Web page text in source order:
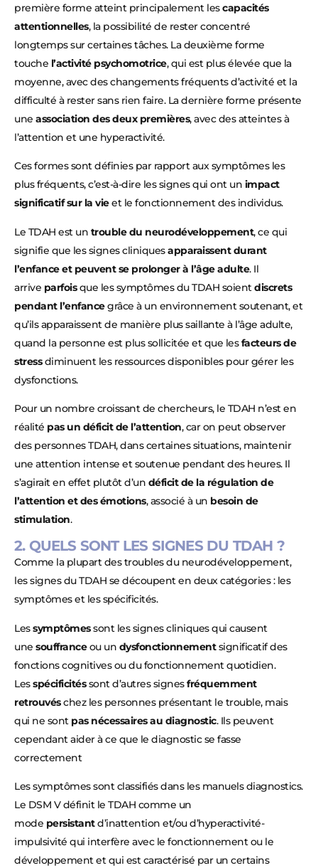
première forme atteint principalement lescapacités
attentionnelles, la possibilité de rester concentré
longtemps sur certaines tâches. La deuxième forme
touche l’activité psychomotrice, qui est plus élevée que la
moyenne, avec des changements fréquents d’activité et la
difficulté à rester sans rien faire. La dernière forme présente
une association des deux premières, avec des atteintes à
l’attention et une hyperactivité.
Ces formes sont définies par rapport aux symptômes les
plus fréquents, c’est-à-dire les signes qui ont un impact
significatif sur la vieet le fonctionnement des individus.
Le TDAH est un trouble du neurodéveloppement, ce qui
signifie que les signes cliniquesapparaissent durant
l’enfance et peuvent se prolonger à l’âge adulte. Il
arrive parfoisque les symptômes du TDAH soient discrets
pendant l’enfancegrâce à un environnement soutenant, et
qu’ils apparaissent de manière plus saillante à l’âge adulte,
quand la personne est plus sollicitée et que lesfacteurs de
stressdiminuent les ressources disponibles pour gérer les
dysfonctions.
Pour un nombre croissant de chercheurs, le TDAH n’est en
réalité pas un déficit de l’attention, car on peut observer
des personnes TDAH, dans certaines situations, maintenir
une attention intense et soutenue pendant des heures. Il
s’agirait en effet plutôt d’un déficit de la régulation de
l’attention et des émotions, associé à un besoin de
stimulation.
2. QUELS SONT LES SIGNES DU TDAH ?
Comme la plupart des troubles du neurodéveloppement,
les signes du TDAH se découpent en deux catégories : les
symptômes et les spécificités.
Lessymptômessont les signes cliniques qui causent
une souffranceou un dysfonctionnementsignificatif des
fonctions cognitives ou du fonctionnement quotidien.
Lesspécificitéssont d’autres signesfréquemment
retrouvéschez les personnes présentant le trouble, mais
qui ne sont pas nécessaires au diagnostic. Ils peuvent
cependant aider à ce que le diagnostic se fasse
correctement
Les symptômes sont classifiés dans les manuels diagnostics.
Le DSM V définit le TDAH comme un
mode persistantd’inattention et/ou d’hyperactivité-
impulsivité qui interfère avec le fonctionnement ou le
développement et qui est caractérisé par un certains